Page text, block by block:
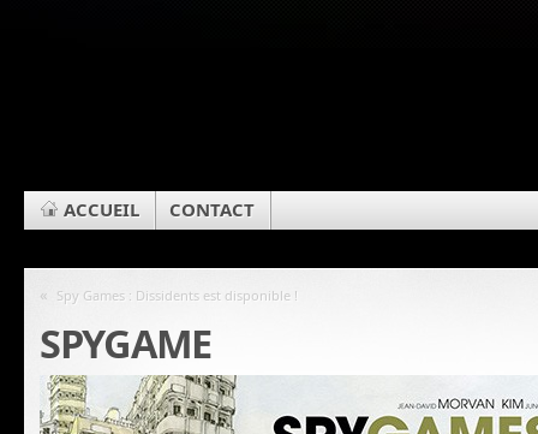
ACCUEIL CONTACT
« Spy Games : Dissidents est disponible !
SPYGAME